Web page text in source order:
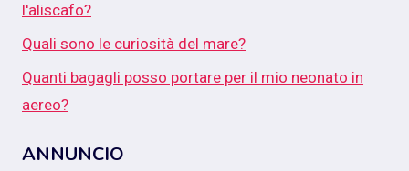
l'aliscafo?
Quali sono le curiosità del mare?
Quanti bagagli posso portare per il mio neonato in
aereo?
ANNUNCIO